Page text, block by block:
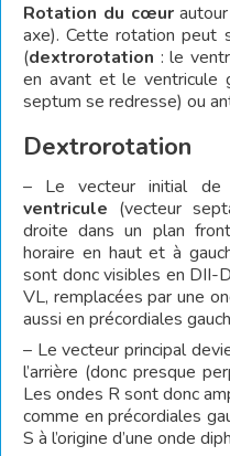
Rotation du cœurautour
axe). Cette rotation peut
(dextrorotation : le
en avant et le ventricule
septum se redresse) ou
Dextrorotation
– Le vecteur initial de
ventricule (vecteur
droite dans un plan
horaire en haut et à
sont donc visibles en DII-
VL, remplacées par une
aussi en précordiales
– Le vecteur principal
l’arrière (donc presque
Les ondes R sont donc
comme en précordiales
S à l’origine d’une onde